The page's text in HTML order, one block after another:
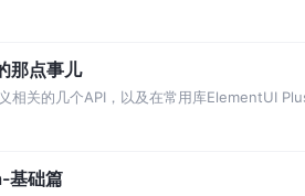
那点事儿
相关的几个API，以及在常用库ElementUI
基础篇